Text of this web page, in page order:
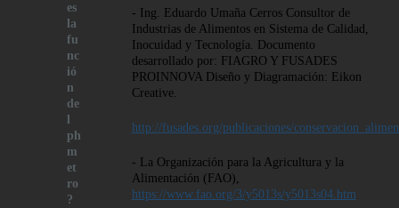
es
la
fu
nc
ió
n
de
ph
m
et
ro
?
- Ing. Eduardo Umaña Cerros Consultor de
Industrias de Alimentos en Sistema de Calidad,
Inocuidad y Tecnología. Documento
desarrollado por: FIAGRO Y FUSADES
PROINNOVA Diseño y Diagramación: Eikon
Creative.
http://fusades.org/publicaciones/
- La Organización para la Agricultura y la
Alimentación (FAO),
https://www.fao.org/3/y5013s/y5013s04.htm